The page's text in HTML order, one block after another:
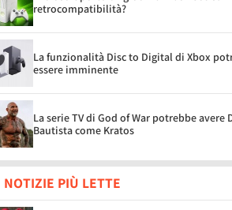
retrocompatibilità?
La funzionalità Disc to Digital di Xbox
essere imminente
La serie TV di God of War potrebbe avere
Bautista come Kratos
NOTIZIE PIÙ LETTE